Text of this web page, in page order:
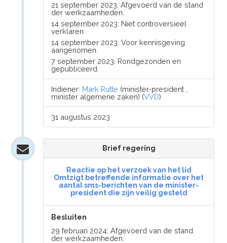
21 september 2023: Afgevoerd van de stand
der werkzaamheden.
14 september 2023: Niet controversieel
verklaren.
14 september 2023: Voor kennisgeving
aangenomen.
7 september 2023: Rondgezonden en
gepubliceerd.
Indiener: Mark Rutte (minister-president ,
minister algemene zaken) (VVD)
31 augustus 2023
Brief regering
Reactie op het verzoek van het lid
Omtzigt betreffende informatie over het
aantal sms-berichten van de minister-
president die zijn veilig gesteld
Besluiten
29 februari 2024: Afgevoerd van de stand
der werkzaamheden.